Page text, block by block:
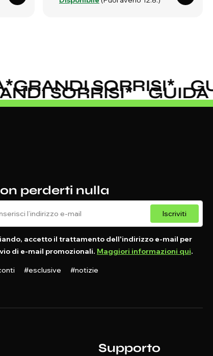
SORRISI*
SORRISI*
perderti nulla
Iscriviti
accetto il trattamento dell'indirizzo e-mail per
di e-mail promozionali. Maggiori informazioni qui.
#esclusive #notizie
Supporto